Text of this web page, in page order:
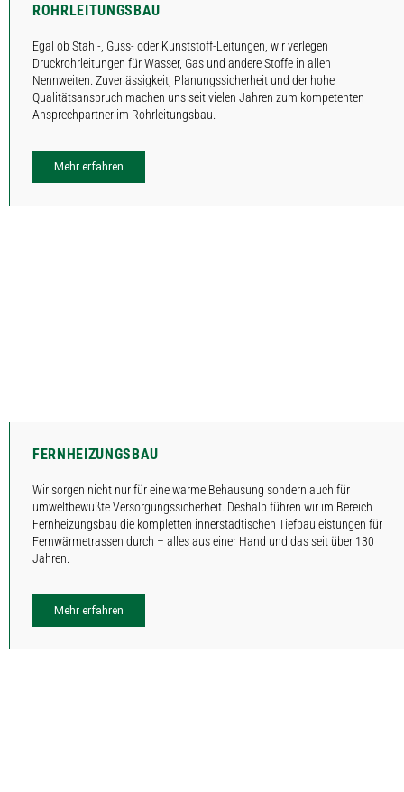
ROHRLEITUNGSBAU
Egal ob Stahl-, Guss- oder Kunststoff-Leitungen, wir verlegen
Druckrohrleitungen für Wasser, Gas und andere Stoffe in allen
Nennweiten. Zuverlässigkeit, Planungssicherheit und der hohe
Qualitätsanspruch machen uns seit vielen Jahren zum kompetenten
Ansprechpartner im Rohrleitungsbau.
Mehr erfahren
FERNHEIZUNGSBAU
Wir sorgen nicht nur für eine warme Behausung sondern auch für
umweltbewußte Versorgungssicherheit. Deshalb führen wir im Bereich
Fernheizungsbau die kompletten innerstädtischen Tiefbauleistungen für
Fernwärmetrassen durch – alles aus einer Hand und das seit über 130
Jahren.
Mehr erfahren